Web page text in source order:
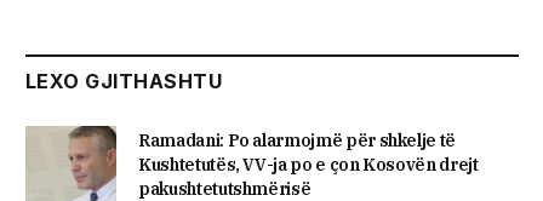
LEXO GJITHASHTU
Ramadani: Po alarmojmë për shkelje të
Kushtetutës, VV-ja po e çon Kosovën drejt
pakushtetutshmërisë